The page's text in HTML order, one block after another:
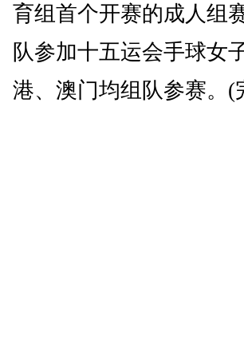
育组首个开赛的成人组
队参加十五运会手球女
港、澳门均组队参赛。(